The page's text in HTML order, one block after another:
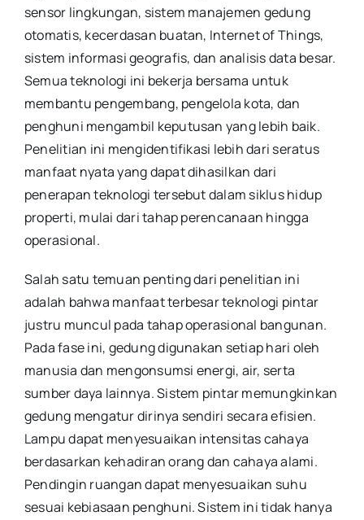
sensor lingkungan, sistem manajemen gedung
otomatis, kecerdasan buatan, Internet of Things,
sistem informasi geografis, dan analisis data besar.
Semua teknologi ini bekerja bersama untuk
membantu pengembang, pengelola kota, dan
penghuni mengambil keputusan yang lebih baik.
Penelitian ini mengidentifikasi lebih dari seratus
manfaat nyata yang dapat dihasilkan dari
penerapan teknologi tersebut dalam siklus hidup
properti, mulai dari tahap perencanaan hingga
operasional.
Salah satu temuan penting dari penelitian ini
adalah bahwa manfaat terbesar teknologi pintar
justru muncul pada tahap operasional bangunan.
Pada fase ini, gedung digunakan setiap hari oleh
manusia dan mengonsumsi energi, air, serta
sumber daya lainnya. Sistem pintar memungkinkan
gedung mengatur dirinya sendiri secara efisien.
Lampu dapat menyesuaikan intensitas cahaya
berdasarkan kehadiran orang dan cahaya alami.
Pendingin ruangan dapat menyesuaikan suhu
sesuai kebiasaan penghuni. Sistem ini tidak hanya